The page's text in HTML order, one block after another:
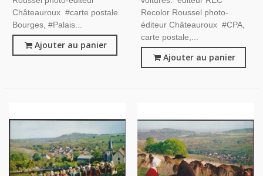
Châteauroux #carte postale
Bourges, #Palais...
Ajouter au panier
Recolor Roussel photo-
éditeur Châteauroux #CPA,
carte postale,...
Ajouter au panier